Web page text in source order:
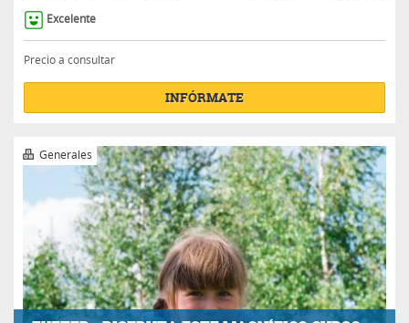
Excelente
Precio a consultar
INFÓRMATE
Generales